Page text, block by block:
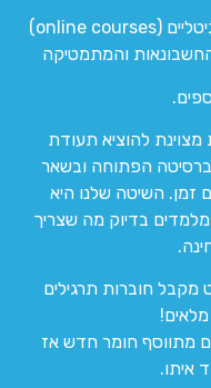
המרכז המוביל והמקצועי לקורסים דיגיטליים (online courses)
והמתמטיקה
מצוינת להוציא תעודת
הפתוחה ובשאר
זמן. השיטה שלנו היא
בדיוק מה שצריך
מקבל חוברות תרגילים
מתווסף חומר חדש אז
איתו.